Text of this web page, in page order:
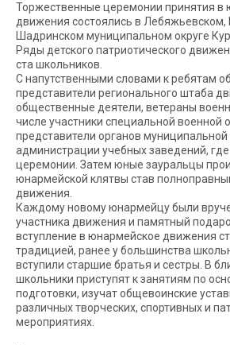
Торжественные церемонии принятия в
движения состоялись в
Шадринском муниципальном округе
Ряды детского патриотического
ста школьников.
С напутственными словами к ребятам
представители регионального штаба
общественные деятели, ветераны
числе участники специальной военной
представители органов муниципальной
администрации учебных заведений,
церемонии. Затем юные зауральцы
юнармейской клятвы став
движения.
Каждому новому юнармейцу были
участника движения и памятный
вступление в юнармейское движения
традицией, ранее у большинства
вступили старшие братья и сестры. В
школьники приступят к занятиям по
подготовки, изучат общевоинские
различных творческих, спортивных и
мероприятиях.